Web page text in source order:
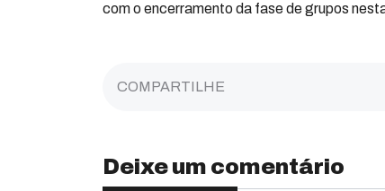
com o encerramento da fase de grupos
COMPARTILHE
Deixe um comentário